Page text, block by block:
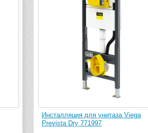
Инсталляция для унитаза Viega
Prevista Dry 771997